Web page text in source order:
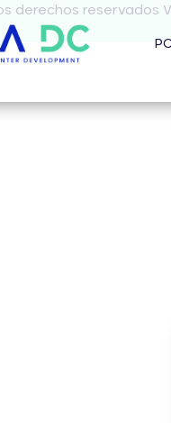
derechos reservados